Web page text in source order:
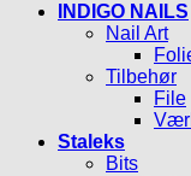
INDIGO NAILS
Nail Art
Tilbehør
File
Staleks
Bits